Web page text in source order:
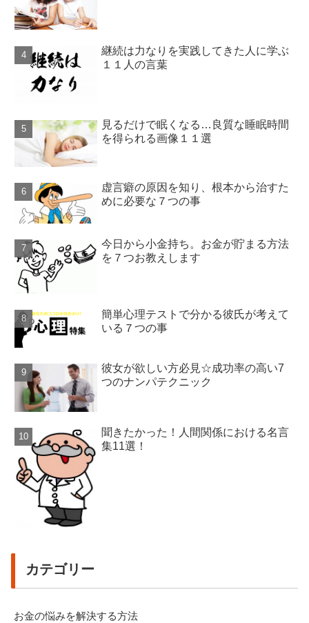
継続は力なりを実践してきた人に学ぶ
１１人の言葉
見るだけで眠くなる…良質な睡眠時間
を得られる画像１１選
虚言癖の原因を知り、根本から治すた
めに必要な７つの事
今日から小金持ち。お金が貯まる方法
を７つお教えします
簡単心理テストで分かる彼氏が考えて
いる７つの事
彼女が欲しい方必見☆成功率の高い7
つのナンパテクニック
聞きたかった！人間関係における名言
集11選！
カテゴリー
お金の悩みを解決する方法